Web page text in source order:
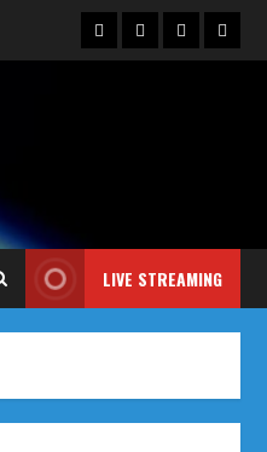
Blog Contact
Us
Siaran
Iklan
LIVE STREAMING